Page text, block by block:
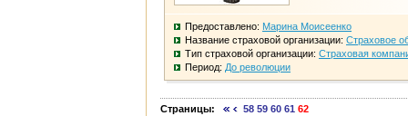
Предоставлено: Марина Моисеенко
Название страховой организации: Страховое
Тип страховой организации: Страховая
Период: До революции
Страницы: 58 59 60 61 62